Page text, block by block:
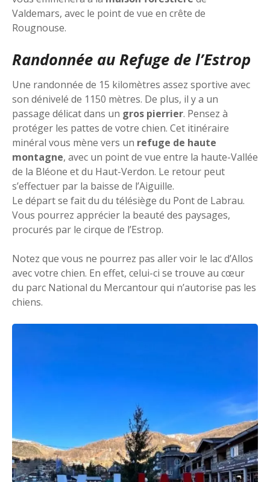
Valdemars, avec le point de vue en crête de
Rougnouse.
Randonnée au Refuge de l’Estrop
Une randonnée de 15 kilomètres assez sportive avec
son dénivelé de 1150 mètres. De plus, il y a un
passage délicat dans un gros pierrier. Pensez à
protéger les pattes de votre chien. Cet itinéraire
minéral vous mène vers un refuge de haute
montagne, avec un point de vue entre la haute-Vallée
de la Bléone et du Haut-Verdon. Le retour peut
s’effectuer par la baisse de l’Aiguille.
Le départ se fait du du télésiège du Pont de Labrau.
Vous pourrez apprécier la beauté des paysages,
procurés par le cirque de l’Estrop.
Notez que vous ne pourrez pas aller voir le lac d’Allos
avec votre chien. En effet, celui-ci se trouve au cœur
du parc National du Mercantour qui n’autorise pas les
chiens.